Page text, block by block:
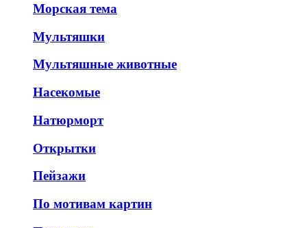
Морская тема
Мультяшки
Мультяшные животные
Насекомые
Натюрморт
Открытки
Пейзажи
По мотивам картин